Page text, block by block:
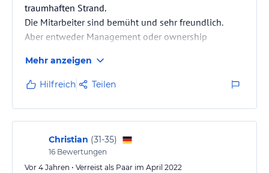
traumhaften Strand.
Die Mitarbeiter sind bemüht und sehr freundlich.
Aber entweder Management oder ownership
Das gebuchte Zimmer mit Meerblick haben wir nach
2 Tagen erhalten.
Beim Frühstück war Konfitüre nur an einigen Tagen
zu erhalten. Eine Bestellung außerhalb des
Continental breakfast war kaum möglich. Keine
Tomaten, Shrimps, Cheese...
Der Versuch einen einfachen Lunch einzunehmen
scheiterte ebenfalls. Kein beef, shrimps, chicken...
Mehr anzeigen
Hilfreich Teilen
Christian (31-35)
16 Bewertungen
Vor 4 Jahren • Verreist als Paar im April 2022